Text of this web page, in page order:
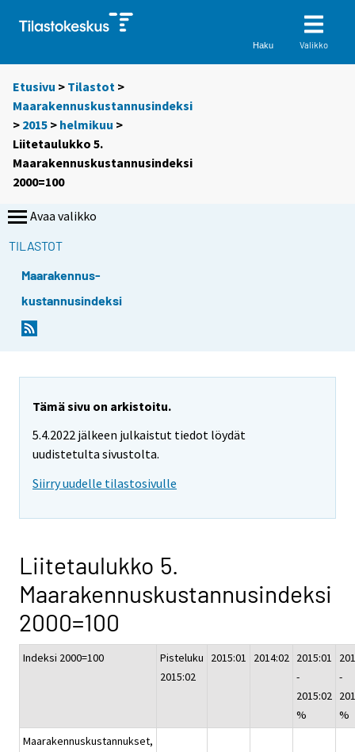
Haku Valikko
Etusivu > Tilastot >
Maarakennuskustannusindeksi
> 2015 > helmikuu >
Liitetaulukko 5.
Maarakennuskustannusindeksi
2000=100
Avaa valikko
TILASTOT
Maarakennus-
kustannusindeksi
Tämä sivu on arkistoitu.
5.4.2022 jälkeen julkaistut tiedot löydät
uudistetulta sivustolta.
Siirry uudelle tilastosivulle
Liitetaulukko 5.
Maarakennuskustannusindeksi
2000=100
Indeksi 2000=100
Pisteluku
2015:02
2015:01 2014:02 2015:01
-
2015:02
%
-
%
Maarakennuskustannukset,